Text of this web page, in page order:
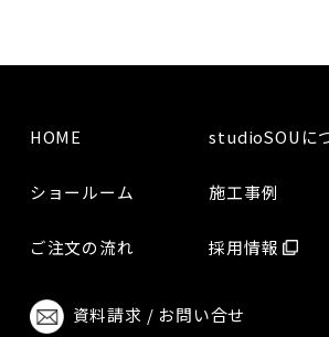
HOME studioSOUに
ショールーム 施工事例
ご注文の流れ 採用情報
資料請求 / お問い合せ